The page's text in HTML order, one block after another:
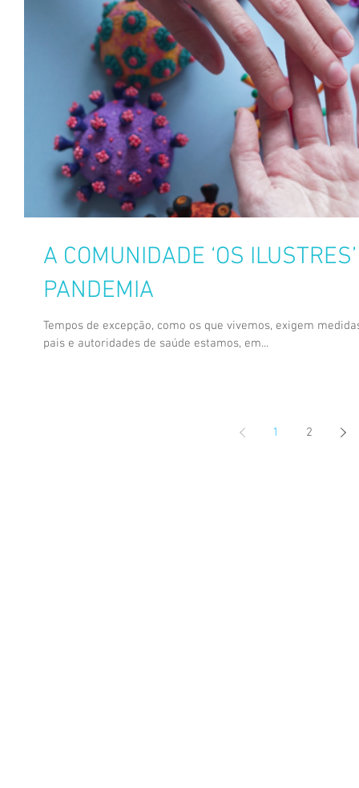
A COMUNIDADE ‘OS
PANDEMIA
Tempos de excepção, como os que vivemos, exigem
pais e autoridades de saúde estamos, em...
1 2